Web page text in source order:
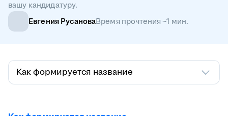
вашу кандидатуру.
Евгения РусановаВремя прочтения ~1 мин.
Как формируется название